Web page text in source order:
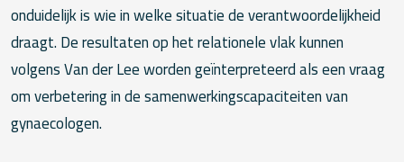
onduidelijk is wie in welke situatie de verantwoordelijkheid
draagt. De resultaten op het relationele vlak kunnen
volgens Van der Lee worden geïnterpreteerd als een vraag
om verbetering in de samenwerkingscapaciteiten van
gynaecologen.